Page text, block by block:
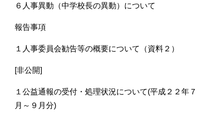
６人事異動（中学校長の異動）について
報告事項
１人事委員会勧告等の概要について（資料２）
[非公開]
１公益通報の受付・処理状況について(平成２２年７
月～９月分)